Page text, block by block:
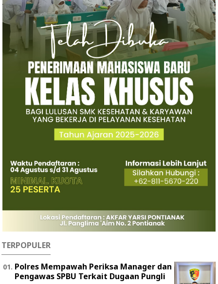
TERPOPULER
Polres Mempawah Periksa Manager dan
Pengawas SPBU Terkait Dugaan Pungli